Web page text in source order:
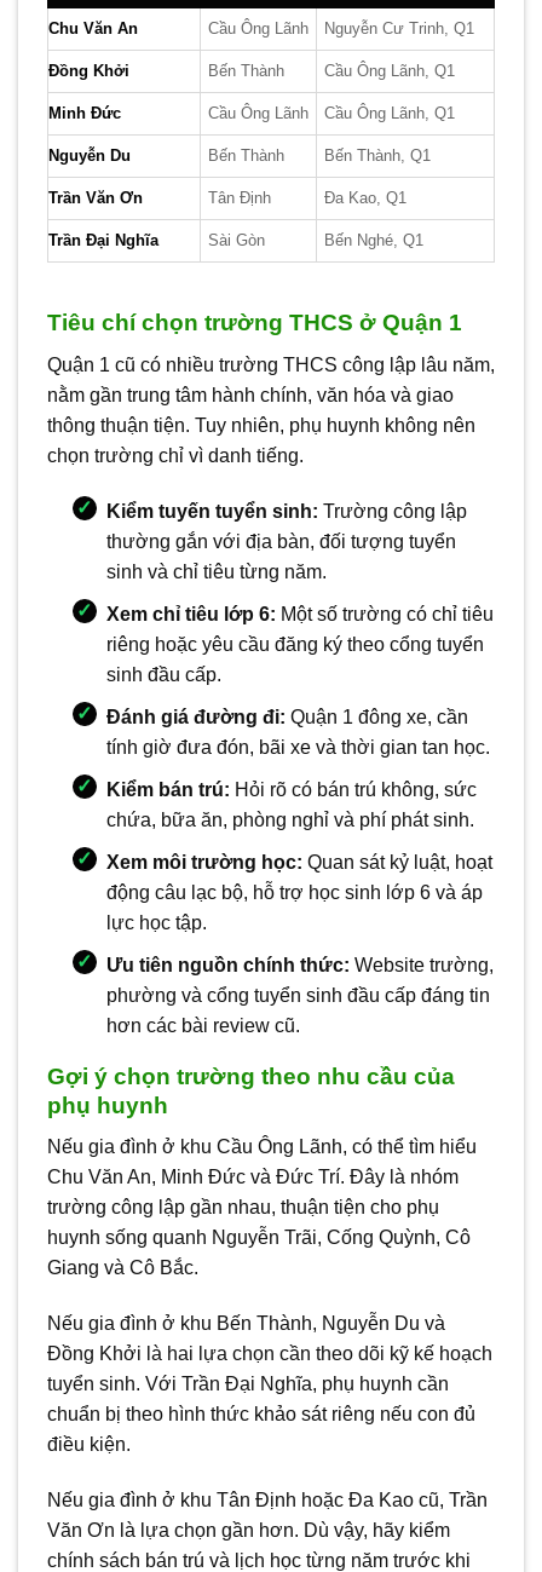
Chu Văn An Cầu Ông Lãnh Nguyễn Cư Trinh, Q1
Đồng Khởi Bến Thành Cầu Ông Lãnh, Q1
Minh Đức Cầu Ông Lãnh Cầu Ông Lãnh, Q1
Nguyễn Du Bến Thành Bến Thành, Q1
Trần Văn Ơn Tân Định Đa Kao, Q1
Trần Đại Nghĩa Sài Gòn Bến Nghé, Q1
Tiêu chí chọn trường THCS ở Quận 1
Quận 1 cũ có nhiều trường THCS công lập lâu năm,
nằm gần trung tâm hành chính, văn hóa và giao
thông thuận tiện. Tuy nhiên, phụ huynh không nên
chọn trường chỉ vì danh tiếng.
Kiểm tuyến tuyển sinh: Trường công lập
thường gắn với địa bàn, đối tượng tuyển
sinh và chỉ tiêu từng năm.
Xem chỉ tiêu lớp 6: Một số trường có chỉ tiêu
riêng hoặc yêu cầu đăng ký theo cổng tuyển
sinh đầu cấp.
Đánh giá đường đi: Quận 1 đông xe, cần
tính giờ đưa đón, bãi xe và thời gian tan học.
Kiểm bán trú: Hỏi rõ có bán trú không, sức
chứa, bữa ăn, phòng nghỉ và phí phát sinh.
Xem môi trường học: Quan sát kỷ luật, hoạt
động câu lạc bộ, hỗ trợ học sinh lớp 6 và áp
lực học tập.
Ưu tiên nguồn chính thức: Website trường,
phường và cổng tuyển sinh đầu cấp đáng tin
hơn các bài review cũ.
Gợi ý chọn trường theo nhu cầu của
phụ huynh
Nếu gia đình ở khu Cầu Ông Lãnh, có thể tìm hiểu
Chu Văn An, Minh Đức và Đức Trí. Đây là nhóm
trường công lập gần nhau, thuận tiện cho phụ
huynh sống quanh Nguyễn Trãi, Cống Quỳnh, Cô
Giang và Cô Bắc.
Nếu gia đình ở khu Bến Thành, Nguyễn Du và
Đồng Khởi là hai lựa chọn cần theo dõi kỹ kế hoạch
tuyển sinh. Với Trần Đại Nghĩa, phụ huynh cần
chuẩn bị theo hình thức khảo sát riêng nếu con đủ
điều kiện.
Nếu gia đình ở khu Tân Định hoặc Đa Kao cũ, Trần
Văn Ơn là lựa chọn gần hơn. Dù vậy, hãy kiểm
chính sách bán trú và lịch học từng năm trước khi